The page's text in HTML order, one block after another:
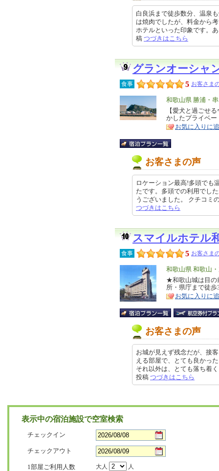
白良浜まで徒歩数分、温泉
は焼肉でしたが、料金から
ホテルといった印象です。
稿 つづきはこちら
グランオーシャ
食事 5 お客さま
エ
リ
ア
和歌山県 勝浦・
特
徴
【愛犬と過ごせ
かしたプライベ
お気に入りに
お客さまの声
ロケーション最高!多頭でも
たです。多頭での利用でし
うございました。 クチコ
つづきはこちら
スマイルホテル
食事 5 お客さま
エ
リ
ア
和歌山県 和歌山
特
徴
★和歌山城は目の
所・県庁まで徒
お気に入りに
お客さまの声
お城が見えず残念だが、接
える部屋で、とても良かっ
それ以外は、とても落ち着
投稿 つづきはこちら
表示中の宿泊施設で空室検索
チェックイン
チェックアウト
1部屋ご利用人数 大人
人